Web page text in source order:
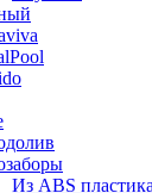
Из ABS пластика